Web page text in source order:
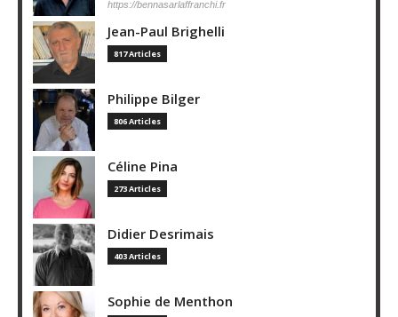
https://bennasarlaffranchi.fr
Jean-Paul Brighelli
817 Articles
Philippe Bilger
806 Articles
Céline Pina
273 Articles
Didier Desrimais
403 Articles
Sophie de Menthon